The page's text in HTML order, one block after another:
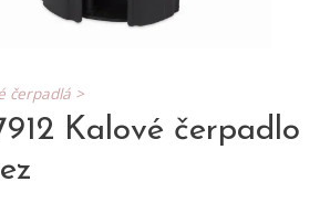
čerpadlá >
Kalové čerpadlo